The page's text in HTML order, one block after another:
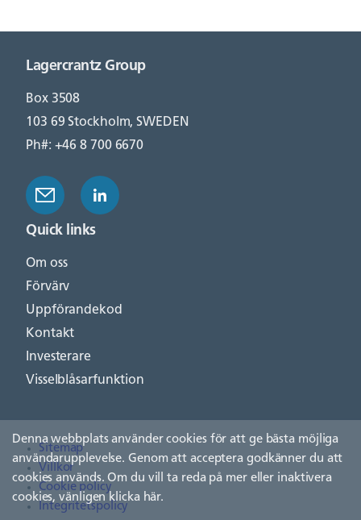
Lagercrantz Group
Box 3508
103 69 Stockholm, SWEDEN
Ph#: +46 8 700 6670
Quick links
Om oss
Förvärv
Uppförandekod
Kontakt
Investerare
Visselblåsarfunktion
Sitemap
Villkor
Cookie policy
Integritetspolicy
Denna webbplats använder cookies för att ge bästa möjliga
användarupplevelse. Genom att acceptera godkänner du att
cookies används. Om du vill ta reda på mer eller inaktivera
cookies, vänligen klicka här.